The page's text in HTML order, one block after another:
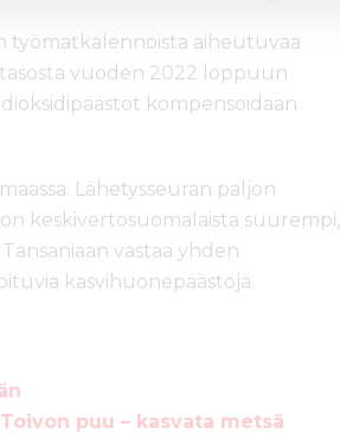
työmatkalennoista aiheutuvaa
vuoden 2022 loppuun
kompensoidaan
Lähetysseuran paljon
keskivertosuomalaista suurempi,
vastaa yhden
kasvihuonepäästöjä.
puu – kasvata metsä